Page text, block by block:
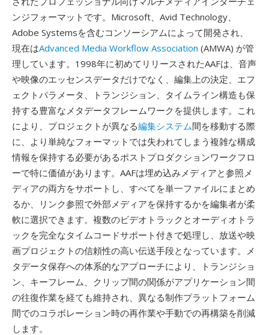
ンジフォーマットです。Microsoft、Avid Technology、
Adobe Systemsを含むコンソーシアムによって開発され、
現在はAdvanced Media Workflow Association (AMWA) が管
理しています。1998年に初めてリリースされたAAFは、音声
や映像のエッセンスデータだけでなく、編集上の決定、エフ
ェクトパラメータ、トランジション、タイムライン構造も保
持する豊富なメタデータフレームワークを提供します。これ
により、プロジェクトが異なる編集システム間を移動する際
に、より単純なフォーマットでは失われてしまう複雑な構成
情報を保持する必要があるポストプロダクションワークフロ
ーで特に価値があります。AAFは埋め込みメディアと参照メ
ディアの両方をサポートし、すべてを単一ファイルにまとめ
るか、リンク参照で外部メディアを保持するかを編集者が柔
軟に選択できます。複数のビデオトラックとオーディオトラ
ックを完全なタイムコードサポート付きで処理し、放送や映
画プロジェクトの信頼性の高い伝送手段となっています。メ
タデータ保存への体系的なアプローチにより、トランジショ
ン、キーフレーム、クリップ間の関係がアプリケーション間
の往復作業を経ても維持され、異なる制作プラットフォーム
間でのコラボレーション時の再作業や手動での再構築を削減
します。